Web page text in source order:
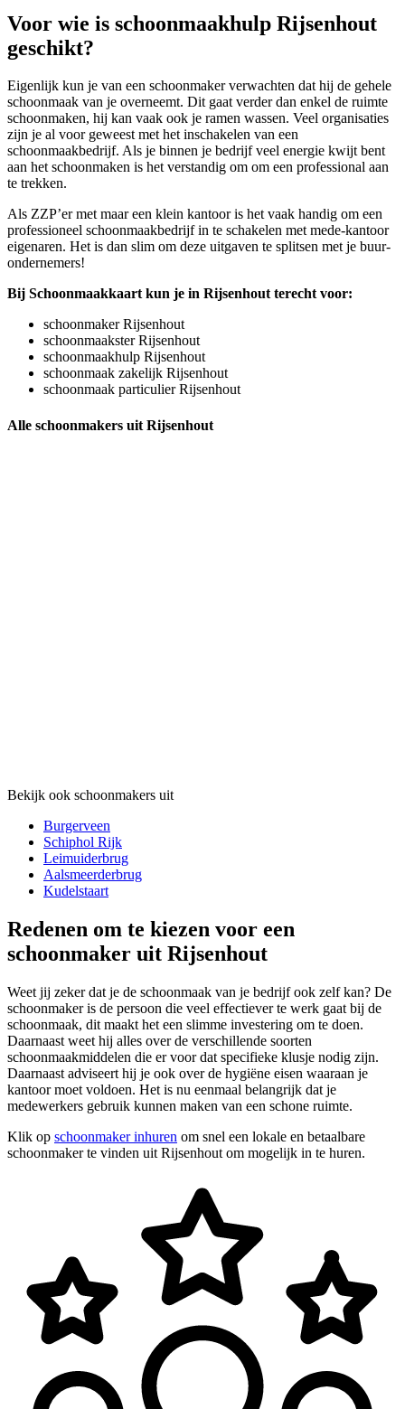
Voor wie is schoonmaakhulp Rijsenhout
geschikt?
Eigenlijk kun je van een schoonmaker verwachten dat hij de gehele
schoonmaak van je overneemt. Dit gaat verder dan enkel de ruimte
schoonmaken, hij kan vaak ook je ramen wassen. Veel organisaties
zijn je al voor geweest met het inschakelen van een
schoonmaakbedrijf. Als je binnen je bedrijf veel energie kwijt bent
aan het schoonmaken is het verstandig om om een professional aan
te trekken.
Als ZZP’er met maar een klein kantoor is het vaak handig om een
professioneel schoonmaakbedrijf in te schakelen met mede-kantoor
eigenaren. Het is dan slim om deze uitgaven te splitsen met je buur-
ondernemers!
Bij Schoonmaakkaart kun je in Rijsenhout terecht voor:
schoonmaker Rijsenhout
schoonmaakster Rijsenhout
schoonmaakhulp Rijsenhout
schoonmaak zakelijk Rijsenhout
schoonmaak particulier Rijsenhout
Alle schoonmakers uit Rijsenhout
Bekijk ook schoonmakers uit
Burgerveen
Schiphol Rijk
Leimuiderbrug
Aalsmeerderbrug
Kudelstaart
Redenen om te kiezen voor een
schoonmaker uit Rijsenhout
Weet jij zeker dat je de schoonmaak van je bedrijf ook zelf kan? De
schoonmaker is de persoon die veel effectiever te werk gaat bij de
schoonmaak, dit maakt het een slimme investering om te doen.
Daarnaast weet hij alles over de verschillende soorten
schoonmaakmiddelen die er voor dat specifieke klusje nodig zijn.
Daarnaast adviseert hij je ook over de hygiëne eisen waaraan je
kantoor moet voldoen. Het is nu eenmaal belangrijk dat je
medewerkers gebruik kunnen maken van een schone ruimte.
Klik op schoonmaker inhuren om snel een lokale en betaalbare
schoonmaker te vinden uit Rijsenhout om mogelijk in te huren.